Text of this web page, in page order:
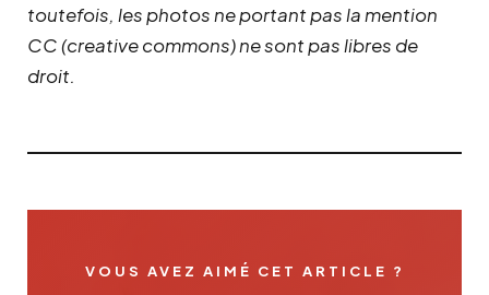
toutefois, les photos ne portant pas la mention
CC (creative commons) ne sont pas libres de
droit.
VOUS AVEZ AIMÉ CET ARTICLE ?